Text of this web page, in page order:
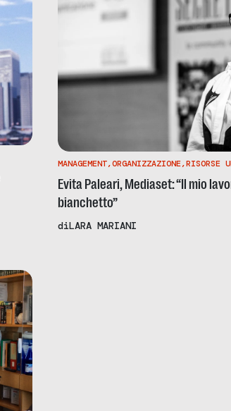
MANAGEMENT,ORGANIZZAZIONE,RISORSE
Evita Paleari, Mediaset: “Il mio
bianchetto”
diLARA MARIANI